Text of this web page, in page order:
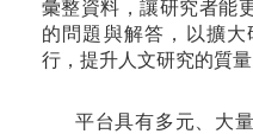
彙整資料，讓研究者能
的問題與解答，以擴
行，提升人文研究的質量
平台具有多元、大